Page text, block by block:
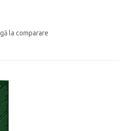
la comparare